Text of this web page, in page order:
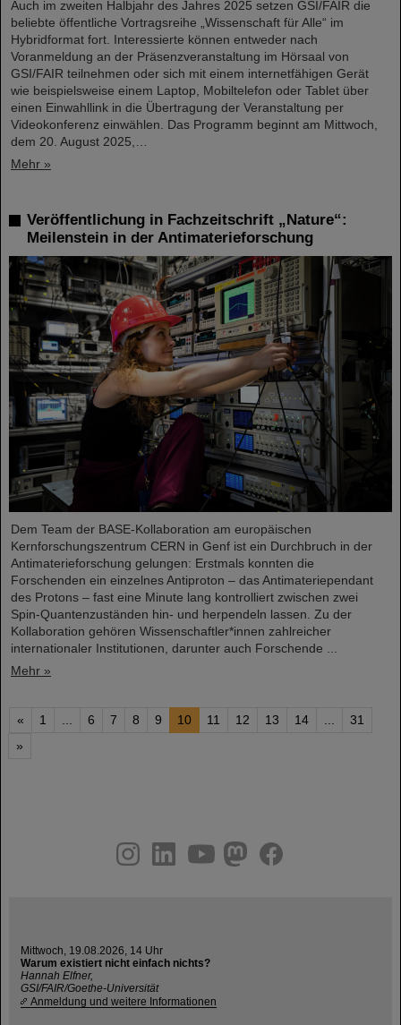
Auch im zweiten Halbjahr des Jahres 2025 setzen GSI/FAIR die
beliebte öffentliche Vortragsreihe „Wissenschaft für Alle“ im
Hybridformat fort. Interessierte können entweder nach
Voranmeldung an der Präsenzveranstaltung im Hörsaal von
GSI/FAIR teilnehmen oder sich mit einem internetfähigen Gerät
wie beispielsweise einem Laptop, Mobiltelefon oder Tablet über
einen Einwahllink in die Übertragung der Veranstaltung per
Videokonferenz einwählen. Das Programm beginnt am Mittwoch,
dem 20. August 2025,…
Mehr »
Veröffentlichung in Fachzeitschrift „Nature“:
Meilenstein in der Antimaterieforschung
Dem Team der BASE-Kollaboration am europäischen
Kernforschungszentrum CERN in Genf ist ein Durchbruch in der
Antimaterieforschung gelungen: Erstmals konnten die
Forschenden ein einzelnes Antiproton – das Antimateriependant
des Protons – fast eine Minute lang kontrolliert zwischen zwei
Spin-Quantenzuständen hin- und herpendeln lassen. Zu der
Kollaboration gehören Wissenschaftler*innen zahlreicher
internationaler Institutionen, darunter auch Forschende ...
Mehr »
« 1 6 7 8 9 10 11 12 13 14
31
»
youtube
helmholtz.social
facebook
Mittwoch, 19.08.2026, 14 Uhr
Warum existiert nicht einfach nichts?
Hannah Elfner,
GSI/FAIR/Goethe-Universität
Anmeldung und weitere Informationen